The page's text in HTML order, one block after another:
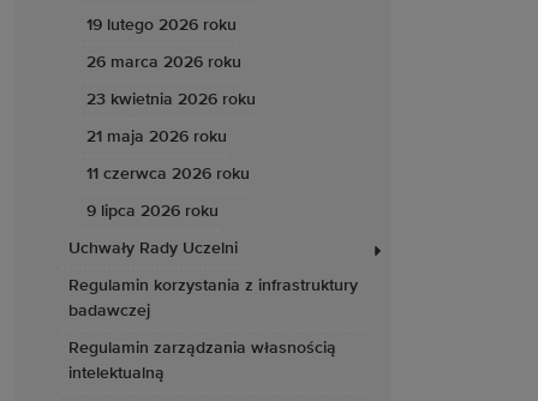
19 lutego 2026 roku
26 marca 2026 roku
23 kwietnia 2026 roku
21 maja 2026 roku
11 czerwca 2026 roku
9 lipca 2026 roku
Uchwały Rady Uczelni
Regulamin korzystania z infrastruktury
badawczej
Regulamin zarządzania własnością
intelektualną